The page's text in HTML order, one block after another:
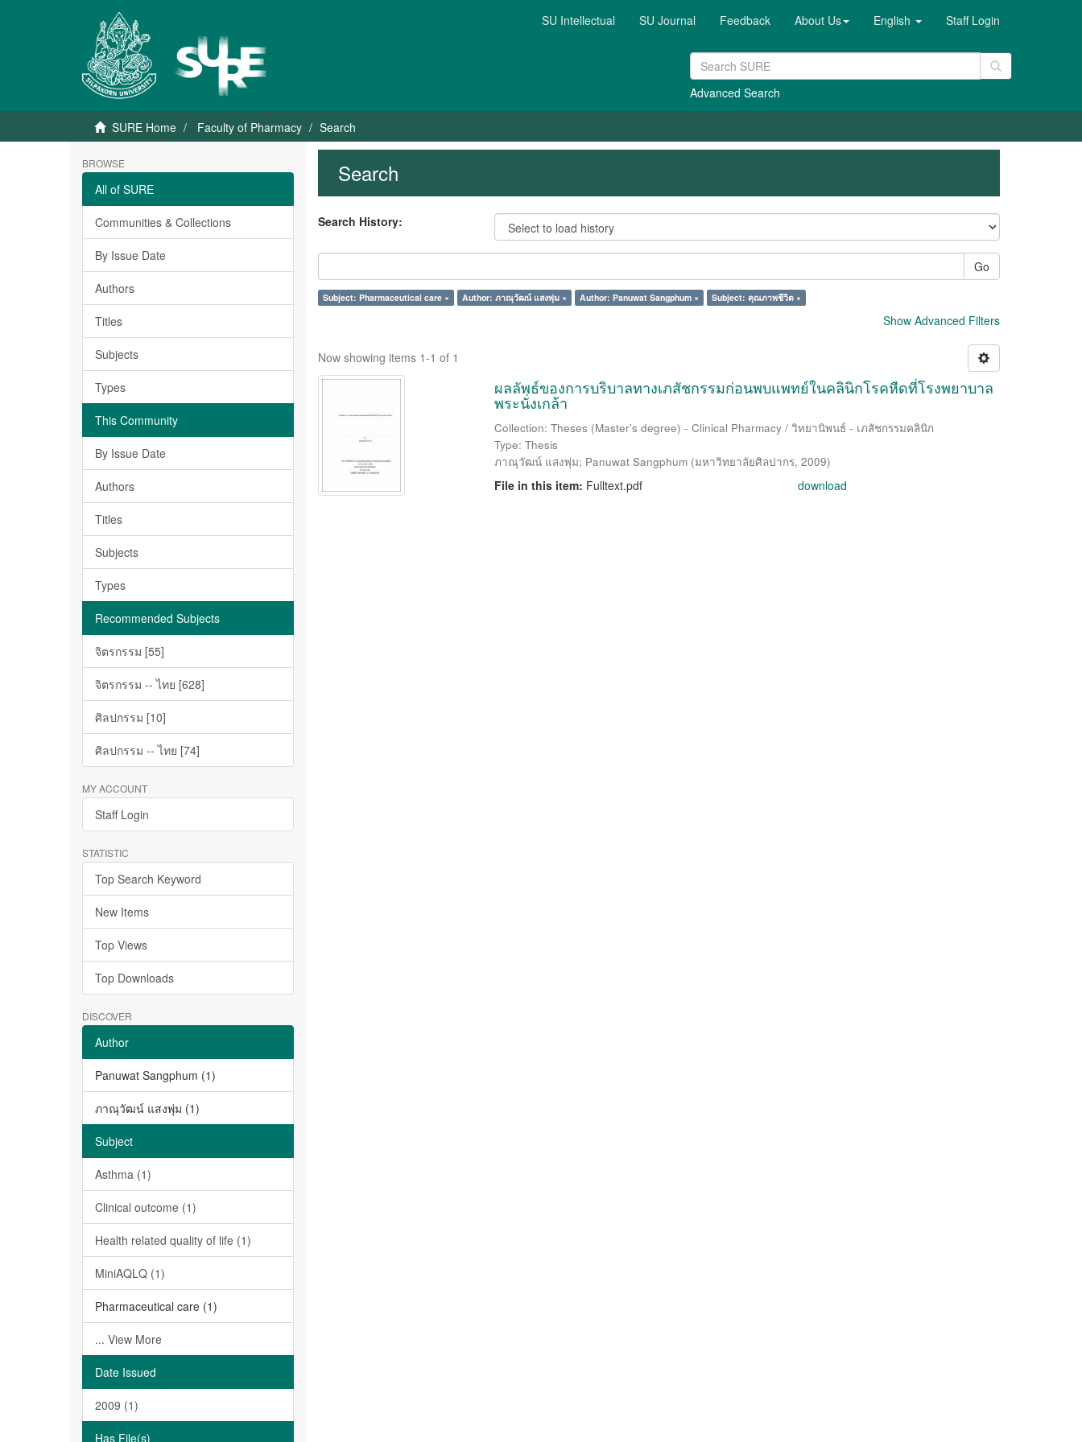
SU Intellectual SU Journal Feedback About Us English Staff Login
Advanced Search
SURE Home Faculty of Pharmacy Search
BROWSE
All of SURE
Communities & Collections
By Issue Date
Authors
Titles
Subjects
Types
This Community
By Issue Date
Authors
Titles
Subjects
Types
Recommended Subjects
จิตรกรรม [55]
จิตรกรรม -- ไทย [628]
ศิลปกรรม [10]
ศิลปกรรม -- ไทย [74]
MY ACCOUNT
Staff Login
STATISTIC
Top Search Keyword
New Items
Top Views
Top Downloads
DISCOVER
Author
Panuwat Sangphum (1)
ภาณุวัฒน์ แสงพุ่ม (1)
Subject
Asthma (1)
Clinical outcome (1)
Health related quality of life (1)
MiniAQLQ (1)
Pharmaceutical care (1)
... View More
Date Issued
2009 (1)
Has File(s)
Search
Search History:
Go
Subject: Pharmaceutical care × Author: ภาณุวัฒน์ แสงพุ่ม × Author: Panuwat Sangphum × Subject: คุณภาพชีวิต ×
Show Advanced Filters
Now showing items 1-1 of 1
ผลลัพธ์ของการบริบาลทางเภสัชกรรมก่อนพบแพทย์ในคลินิกโรคหืดที่โรงพยาบาล
พระนั่งเกล้า
Collection: Theses (Master's degree) - Clinical Pharmacy / วิทยานิพนธ์ - เภสัชกรรมคลินิก
Type: Thesis
ภาณุวัฒน์ แสงพุ่ม; Panuwat Sangphum (มหาวิทยาลัยศิลปากร, 2009)
File in this item: Fulltext.pdf download